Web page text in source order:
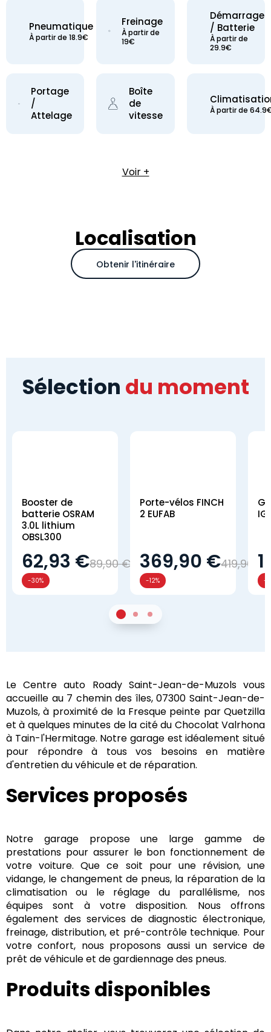
Pneumatique
À partir de 18.9€
Freinage
À partir de
19€
Démarrage
/ Batterie
À partir de
29.9€
Portage
/
Attelage
Boîte
de
vitesse
À partir de
Voir +
Localisation
Obtenir l'itinéraire
Sélection du moment
Booster de
batterie OSRAM
3.0L lithium
OBSL300
62,93 €89,90 €
-30%
Porte-vélos FINCH
2 EUFAB
369,90 €419,90 €
-12% -
Sur 22Sur 23Sur 2
Le Centre auto Roady Saint-Jean-de-Muzols vous
accueille au 7 chemin des îles, 07300 Saint-Jean-de-
Muzols, à proximité de la Fresque peinte par Quetzilla
et à quelques minutes de la cité du Chocolat Valrhona
à Tain-l'Hermitage. Notre garage est idéalement situé
pour répondre à tous vos besoins en matière
d'entretien du véhicule et de réparation.
Services proposés
Notre garage propose une large gamme de
prestations pour assurer le bon fonctionnement de
votre voiture. Que ce soit pour une révision, une
vidange, le changement de pneus, la réparation de la
climatisation ou le réglage du parallélisme, nos
équipes sont à votre disposition. Nous offrons
également des services de diagnostic électronique,
freinage, distribution, et pré-contrôle technique. Pour
votre confort, nous proposons aussi un service de
prêt de véhicule et de gardiennage des pneus.
Produits disponibles